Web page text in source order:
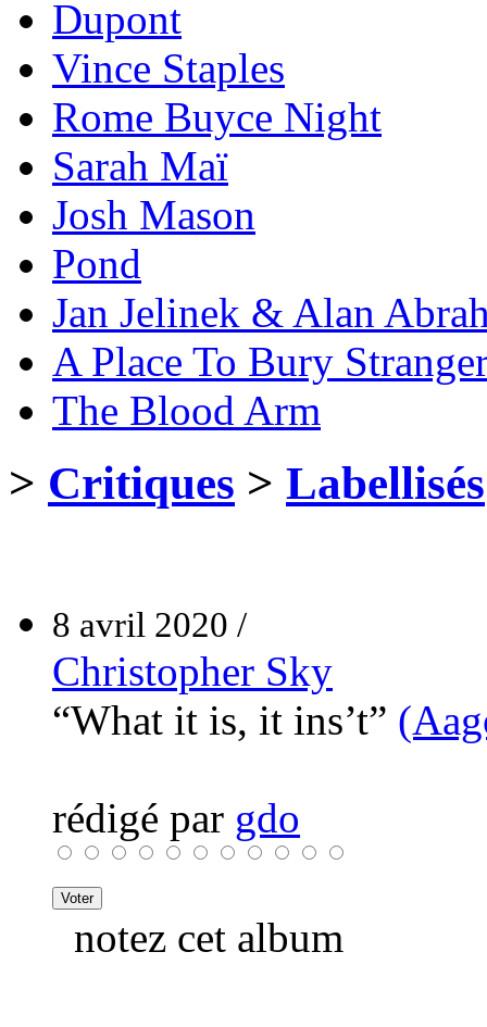
Dupont
Vince Staples
Rome Buyce Night
Sarah Maï
Josh Mason
Pond
Jan Jelinek & Alan
A Place To Bury
The Blood Arm
> Critiques > Labellisés
8 avril 2020 /
Christopher Sky
“What it is, it ins’t”
rédigé par gdo
notez cet album